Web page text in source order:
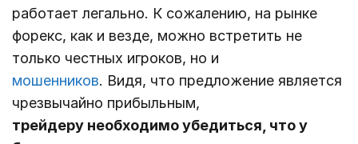
работает легально. К сожалению, на рынке
форекс, как и везде, можно встретить не
только честных игроков, но и
мошенников. Видя, что предложение является
чрезвычайно прибыльным,
трейдеру необходимо убедиться, что у